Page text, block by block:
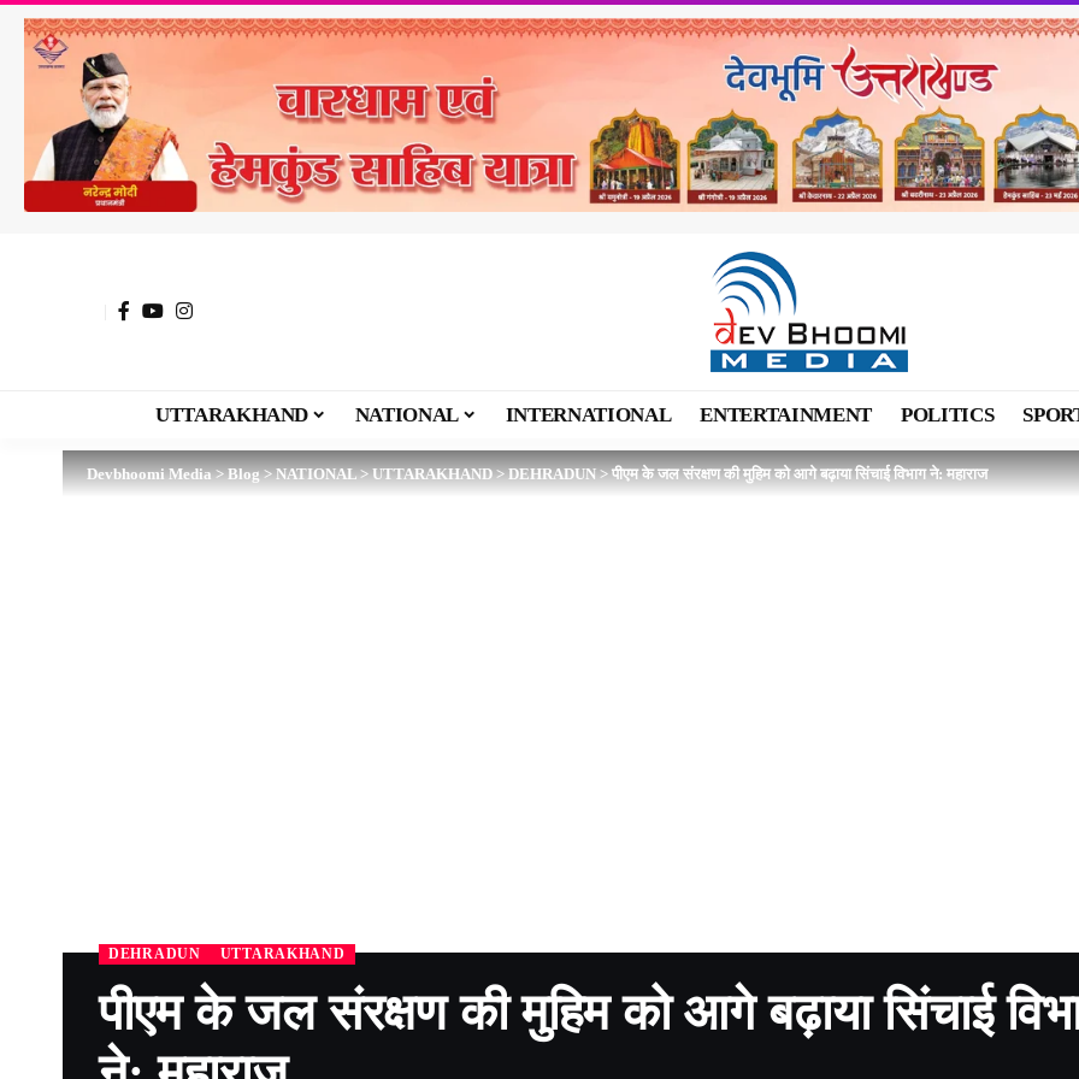
UTTARAKHAND NATIONAL INTERNATIONAL ENTERTAINMENT POLITICS
Devbhoomi Media>Blog>NATIONAL>UTTARAKHAND>DEHRADUN>पीएम के जल संरक्षण की मुहिम को आगे बढ़ाया सिंचाई विभाग ने: महाराज
DEHRADUN UTTARAKHAND
पीएम के जल संरक्षण की मुहिम को आगे बढ़ाया सिंचाई